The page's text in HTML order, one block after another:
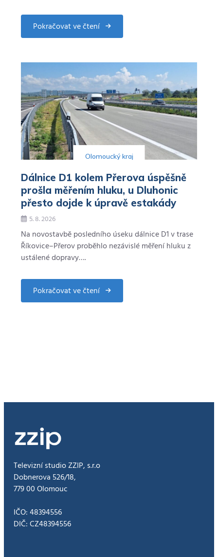
Pokračovat ve čtení
about
Chutě
v
poprvé
do
Olomouce
Olomoucký kraj
Dálnice D1 kolem Přerova úspěšně
prošla měřením hluku, u Dluhonic
přesto dojde k úpravě estakády
5. 8. 2026
Na novostavbě posledního úseku dálnice D1 v trase
Říkovice–Přerov proběhlo nezávislé měření hluku z
ustálené dopravy….
Pokračovat ve čtení
about
Dálnice
úpravě
Televizní studio ZZIP, s.r.o
Dobnerova 526/18,
779 00 Olomouc
IČO: 48394556
DIČ: CZ48394556